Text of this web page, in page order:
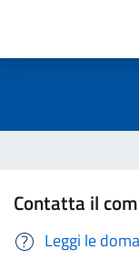
Contatta il
Leggi le